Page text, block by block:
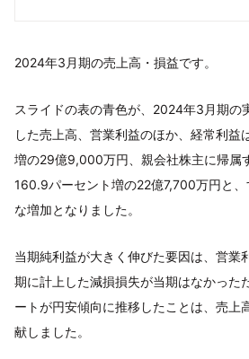
2024年3月期の売上高・損益です。
スライドの表の青色が、2024年3月期の
した売上高、営業利益のほか、経常利益
増の29億9,000万円、親会社株主に帰属
160.9パーセント増の22億7,700万円と
な増加となりました。
当期純利益が大きく伸びた要因は、営業
期に計上した減損損失が当期はなかった
ートが円安傾向に推移したことは、売上
献しました。